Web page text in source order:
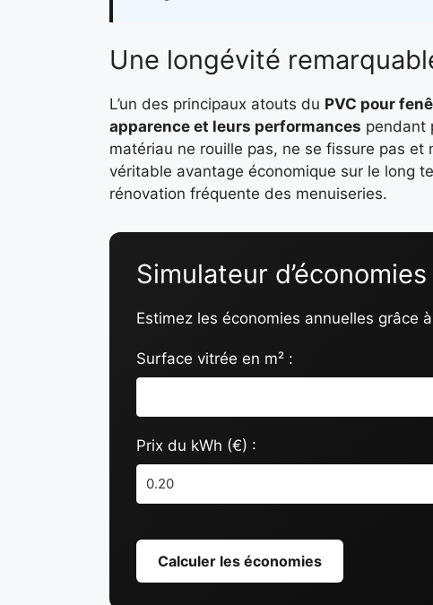
Une longévité
L’un des principaux atouts du PVC pour
apparence et leurs performances pendant
matériau ne rouille pas, ne se fissure pas
véritable avantage économique sur le long
rénovation fréquente des menuiseries.
Simulateur
Estimez les économies annuelles grâce
Surface vitrée en m² :
Prix du kWh (€) :
Calculer les économies